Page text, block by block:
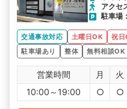
アクセ
駐車場
交通事故対応 土曜日OK 祝日
駐車場あり
整体 無料相談OK
営業時間 月 火
10:00～19:00
○ ○